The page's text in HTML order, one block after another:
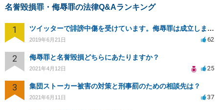
名誉毀損罪・侮辱罪の法律Q&Aランキング
1 ツイッターで誹謗中傷を受けています。侮辱罪は成立しますか？
2019年6月21日 62
2 侮辱罪と名誉毀損どちらにあたりますか？
2021年4月12日 25
3 集団ストーカー被害の対策と刑事罰のための相談先は？
2021年6月11日 37